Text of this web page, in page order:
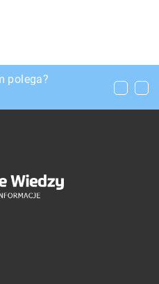
polega?
pomaga olejek